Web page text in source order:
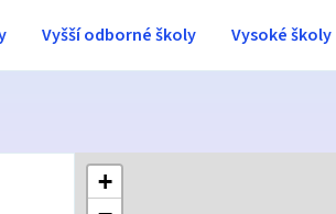
Vyšší odborné školy Vysoké školy
+